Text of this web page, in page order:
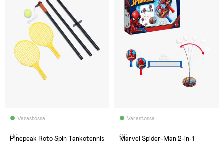
Varastossa
(4)
Pinepeak Roto Spin Tankotennis
Varastossa
(0)
Marvel Spider-Man 2-in-1